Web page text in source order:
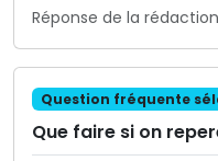
Réponse de la rédaction
Question fréquente
Que faire si on